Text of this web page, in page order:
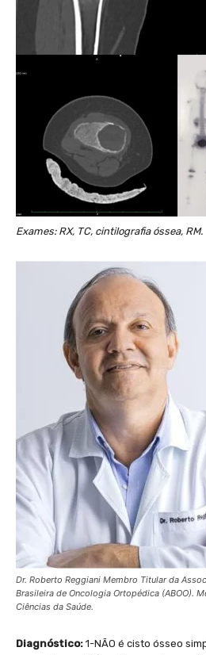
Exames: RX, TC, cintilografia óssea, RM.
Dr. Roberto Reggiani Membro Titular da
Brasileira de Oncologia Ortopédica (ABOO).
Ciências da Saúde.
Diagnóstico: 1-NÃO é cisto ósseo